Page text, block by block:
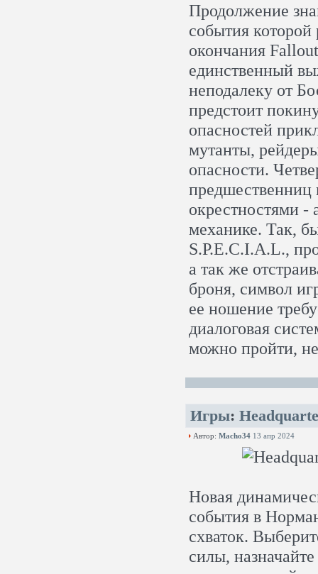
Продолжение
события которой
окончания
единственный
неподалеку от
предстоит
опасностей
мутанты,
опасности.
предшественниц
окрестностями -
механике. Так,
S.P.E.C.I.A.L.,
а так же
броня, символ
ее ношение
диалоговая
можно пройти,
Игры:
Автор: Macho34 13 апр 2024
Новая
события в
схваток.
силы,